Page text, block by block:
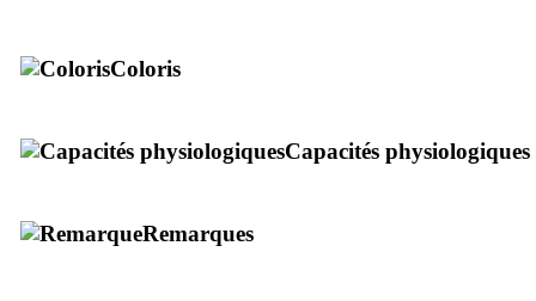
Coloris
Capacités physiologiques
Remarques